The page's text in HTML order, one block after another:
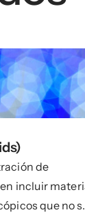
de
incluir
que no